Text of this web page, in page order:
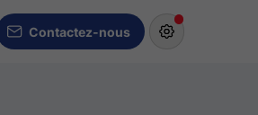
Contactez-nous